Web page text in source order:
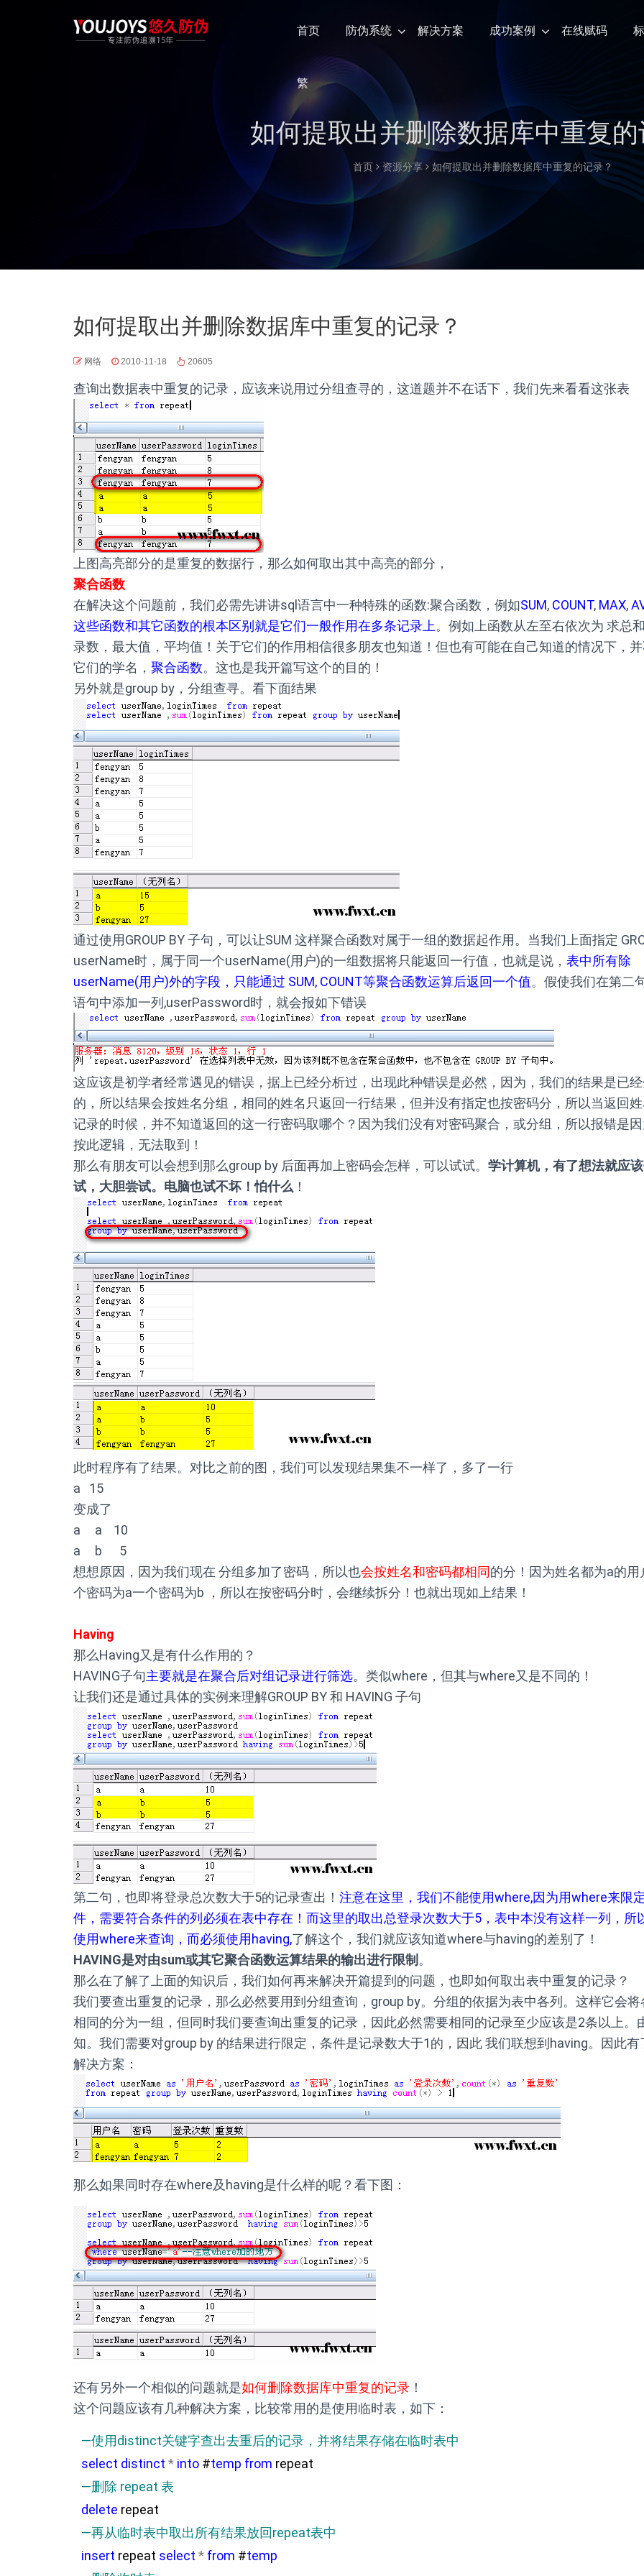
首页 防伪系统 解决方案 成功案例 在线赋码
繁
如何提取出并删除数据库中重复
首页 资源分享 如何提取出并删除数据库中重复的记录？
如何提取出并删除数据库中重复的记录？
网络 2010-11-18 20605
查询出数据表中重复的记录，应该来说用过分组查寻的，这道题并不在话下，我们先来看看这张表
上图高亮部分的是重复的数据行，那么如何取出其中高亮的部分，
聚合函数
在解决这个问题前，我们必需先讲讲sql语言中一种特殊的函数:聚合函数，例如SUM, COUNT, MAX,
这些函数和其它函数的根本区别就是它们一般作用在多条记录上。例如上函数从左至右依次为 求总
录数，最大值，平均值！关于它们的作用相信很多朋友也知道！但也有可能在自己知道的情况下，
它们的学名， 聚合函数。这也是我开篇写这个的目的！
另外就是group by，分组查寻。看下面结果
通过使用GROUP BY 子句，可以让SUM 这样聚合函数对属于一组的数据起作用。当我们上面指定
userName时，属于同一个userName(用户)的一组数据将只能返回一行值，也就是说， 表中所有除
userName(用户)外的字段，只能通过 SUM, COUNT等聚合函数运算后返回一个值。假使我们在第二
语句中添加一列,userPassword时，就会报如下错误
这应该是初学者经常遇见的错误，据上已经分析过，出现此种错误是必然，因为，我们的结果是已
的，所以结果会按姓名分组，相同的姓名只返回一行结果，但并没有指定也按密码分，所以当返回
记录的时候，并不知道返回的这一行密码取哪个？因为我们没有对密码聚合，或分组，所以报错是
按此逻辑，无法取到！
那么有朋友可以会想到那么group by 后面再加上密码会怎样，可以试试。 学计算机，有了想法就应
试，大胆尝试。电脑也试不坏！怕什么 ！
此时程序有了结果。对比之前的图，我们可以发现结果集不一样了，多了一行
a 15
变成了
a a 10
a b 5
想想原因，因为我们现在 分组多加了密码，所以也会按姓名和密码都相同的分！因为姓名都为a的用
个密码为a一个密码为b ，所以在按密码分时，会继续拆分！也就出现如上结果！
Having
那么Having又是有什么作用的？
HAVING子句主要就是在聚合后对组记录进行筛选。类似where，但其与where又是不同的！
让我们还是通过具体的实例来理解GROUP BY 和 HAVING 子句
第二句，也即将登录总次数大于5的记录查出！ 注意在这里，我们不能使用where,因为用where来限
件，需要符合条件的列必须在表中存在！而这里的取出总登录次数大于5，表中本没有这样一列，所
使用where来查询，而必须使用having,了解这个，我们就应该知道where与having的差别了！
HAVING是对由sum或其它聚合函数运算结果的输出进行限制 。
那么在了解了上面的知识后，我们如何再来解决开篇提到的问题，也即如何取出表中重复的记录？
我们要查出重复的记录，那么必然要用到分组查询，group by。分组的依据为表中各列。这样它会将
相同的分为一组，但同时我们要查询出重复的记录，因此必然需要相同的记录至少应该是2条以上。
知。我们需要对group by 的结果进行限定，条件是记录数大于1的，因此 我们联想到having。因此有
解决方案：
那么如果同时存在where及having是什么样的呢？看下图：
还有另外一个相似的问题就是如何删除数据库中重复的记录 ！
这个问题应该有几种解决方案，比较常用的是使用临时表，如下：
—使用distinct关键字查出去重后的记录，并将结果存储在临时表中
select distinct * into #temp from repeat
—删除 repeat 表
delete repeat
—再从临时表中取出所有结果放回repeat表中
insert repeat select * from #temp